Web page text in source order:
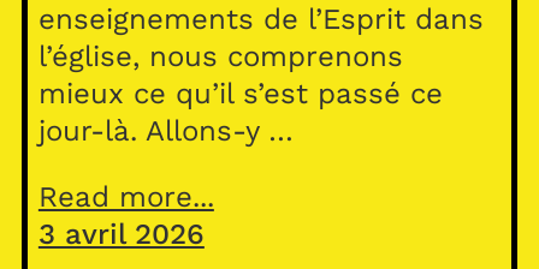
enseignements de l’Esprit dans
l’église, nous comprenons
mieux ce qu’il s’est passé ce
jour-là. Allons-y …
Read more...
3 avril 2026